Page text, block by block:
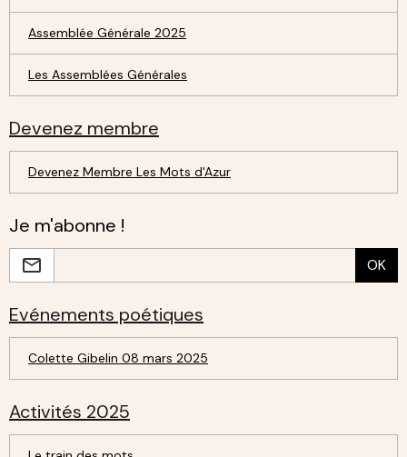
Assemblée Générale 2025
Les Assemblées Générales
Devenez membre
Devenez Membre Les Mots d'Azur
Je m'abonne !
OK
Evénements poétiques
Colette Gibelin 08 mars 2025
Activités 2025